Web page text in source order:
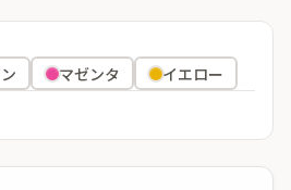
マゼンタ
イエロー